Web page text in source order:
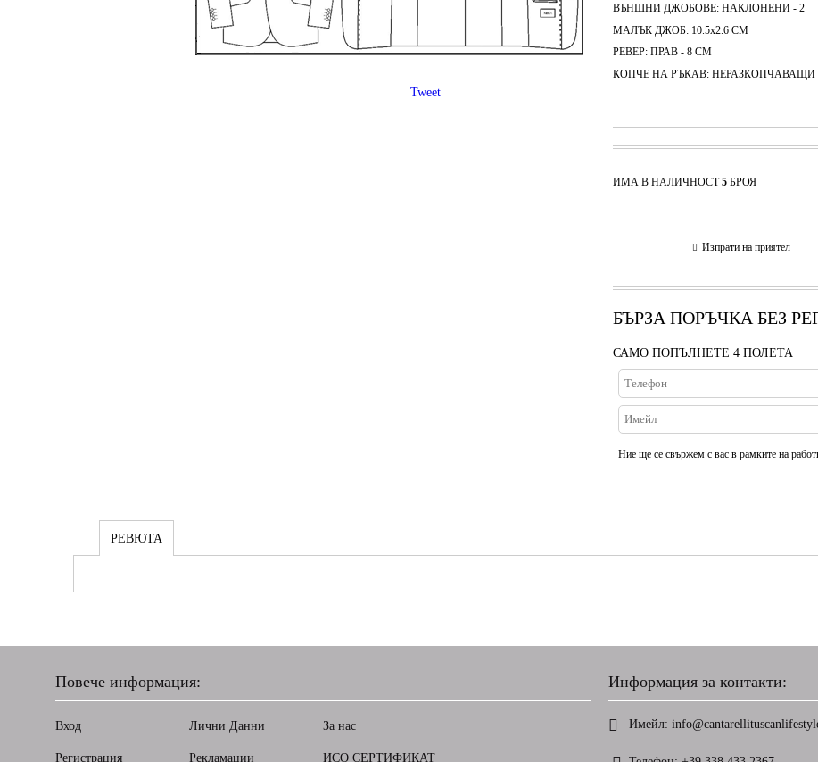
ВЪНШНИ ДЖОБОВЕ: НАКЛОНЕНИ - 2
МАЛЪК ДЖОБ: 10.5х2.6 СМ
РЕВЕР: ПРАВ - 8 СМ
КОПЧЕ НА РЪКАВ: НЕРАЗКОПЧАВАЩИ
ИМА В НАЛИЧНОСТ5 БРОЯ
Изпрати на приятел
БЪРЗА ПОРЪЧКА БЕЗ
САМО ПОПЪЛНЕТЕ 4 ПОЛЕТА
Ние ще се свържем с вас в рамките на
Tweet
РЕВЮТА
Повече информация:
Вход
Регистрация
Лични Данни
Рекламации
За нас
ИСО СЕРТИФИКАТ
Информация за контакти:
Имейл: